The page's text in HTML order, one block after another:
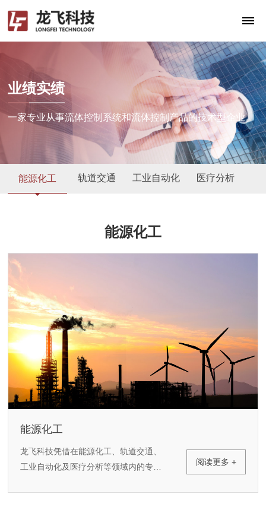
业绩实绩
一家专业从事流体控制系统和流体控制产品的技术型企业。
能源化工 轨道交通 工业自动化 医疗分析
能源化工
能源化工
龙飞科技凭借在能源化工、轨道交通、
工业自动化及医疗分析等领域内的专业
阅读更多 +